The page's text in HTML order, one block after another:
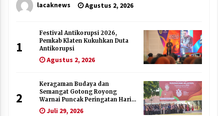
lacaknews Agustus 2, 2026
1
Festival Antikorupsi 2026,
Pemkab Klaten Kukuhkan Duta
Antikorupsi
Agustus 2, 2026
2
Keragaman Budaya dan
Semangat Gotong Royong
Warnai Puncak Peringatan Hari
Jadi Klaten ke-222
Juli 29, 2026